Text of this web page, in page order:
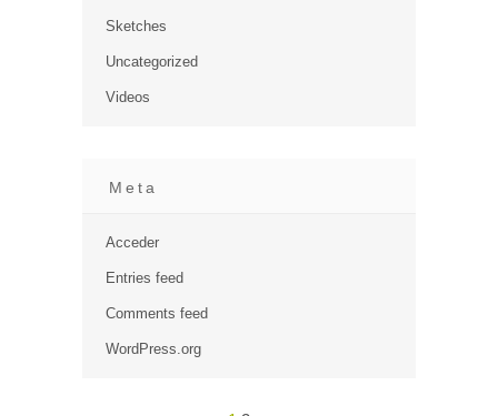
Sketches
Uncategorized
Videos
Meta
Acceder
Entries feed
Comments feed
WordPress.org